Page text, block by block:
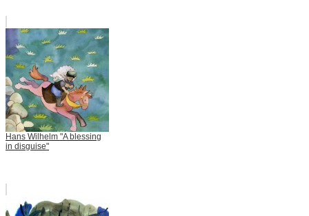
Hans Wilhelm "A blessing
in disguise"